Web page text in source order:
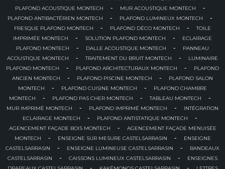
PLAFOND ACOUSTIQUE MONTECH - MUR ACOUSTIQUE MONTECH -
PLAFOND ANTIBACTÉRIEN MONTECH - PLAFOND LUMINEUX MONTECH -
FRESQUE PLAFOND MONTECH - PLAFOND DÉCO MONTECH -
TOILE
IMPRIMÉE MONTECH
- SOLUTION PLAFOND MONTECH -
ECLAIRAGE
PLAFOND MONTECH
- DALLE ACOUSTIQUE MONTECH -
PANNEAU
ACOUSTIQUE MONTECH
- TRAITEMENT DU BRUIT MONTECH -
LUMINAIRE
PLAFOND MONTECH
- PLAFOND ARCHITECTURAUX MONTECH -
PLAFOND
ANCIEN MONTECH
- PLAFOND PISCINE MONTECH -
PLAFOND SALON
MONTECH
- PLAFOND CUISINE MONTECH -
PLAFOND CHAMBRE
MONTECH
- PLAFOND PAS CHER MONTECH - TABLEAU MONTECH -
MUR IMPRIMÉ MONTECH - PLAFOND IMPRIMÉ MONTECH -
INTÉGRATION
ECLAIRAGE MONTECH
- PLAFOND ANTISTATIQUE MONTECH -
AGENCEMENT FAÇADE BOIS MONTECH -
AGENCEMENT FAÇADE MENUISÉE
MONTECH
- ENSEIGNE SUR MESURE CASTELSARRASIN -
ENSEIGNE
CASTELSARRASIN
- ENSEIGNE LUMINEUSE CASTELSARRASIN -
BANDEAUX
CASTELSARRASIN
- CAISSONS LUMINEUX CASTELSARRASIN -
ENSEIGNES